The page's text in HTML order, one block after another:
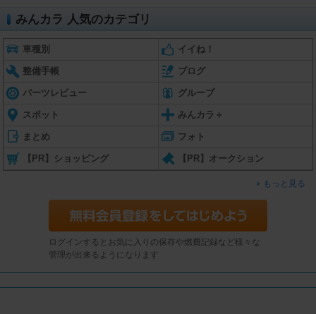
みんカラ 人気のカテゴリ
車種別 イイね！
整備手帳 ブログ
パーツレビュー グループ
スポット みんカラ＋
まとめ フォト
【PR】ショッピング 【PR】オークション
もっと見る
ログインするとお気に入りの保存や燃費記録など様々な
管理が出来るようになります